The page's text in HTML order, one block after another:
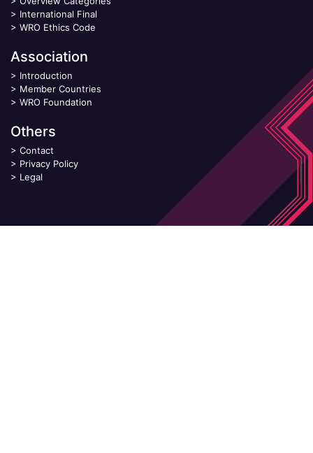
> International Final
> WRO Ethics Code
Association
> Introduction
> Member Countries
> WRO Foundation
Others
> Contact
> Privacy Policy
> Legal